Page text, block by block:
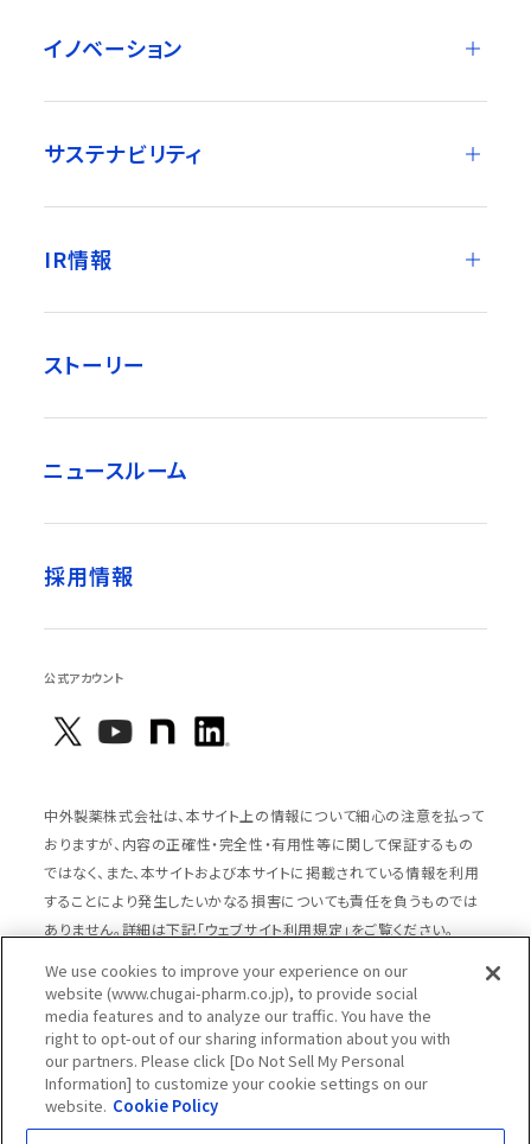
イノベーション
サステナビリティ
IR情報
ストーリー
ニュースルーム
採用情報
公式アカウント
中外製薬株式会社は、本サイト上の情報について細心の注意を払って
おりますが、内容の正確性・完全性・有用性等に関して保証するもの
ではなく、また、本サイトおよび本サイトに掲載されている情報を利用
することにより発生したいかなる損害についても責任を負うものでは
ありません。詳細は下記「ウェブサイト利用規定」をご覧ください。
サイトマップ
ウェブサイト利用規定
個人情報の取扱いのご案内
ソーシャルメディアポリシー
推奨閲覧環境
ウェブアクセシビリティ対応
We use cookies to improve your experience on our
website (www.chugai-pharm.co.jp), to provide social
media features and to analyze our traffic. You have the
right to opt-out of our sharing information about you with
our partners. Please click [Do Not Sell My Personal
Information] to customize your cookie settings on our
website. Cookie Policy